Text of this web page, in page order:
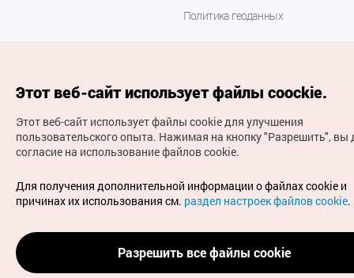
Политика геоданных
(с) Национальная организация туризма Кореи Все
права защищены
Для извещения об ошибках и проблемах, связанных с
работой веб-сайта, направляйте ваши запросы на
официальный адрес электронной почты
russian@knto.or.kr
Этот веб-сайт использует файлы coockie.
Этот веб-сайт использует файлы cookie для улучшения
пользовательского опыта. Нажимая на кнопку "Разрешить", вы
согласие на использование файлов cookie.
Для получения дополнительной информации о файлах cookie и
причинах их использования см. раздел настроек файлов cookie.
Разрешить все файлы cookie